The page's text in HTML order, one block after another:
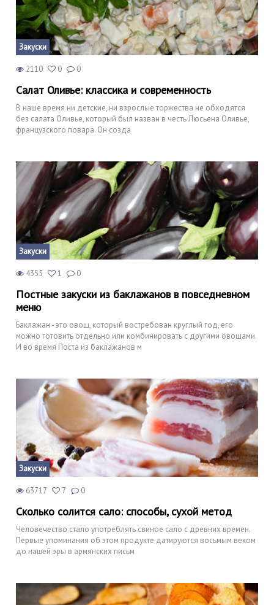
Закуски
2110 0 0
Салат Оливье: классика и современность
В наше время ни детские, ни взрослые торжества не обходятся
без салата Оливье, который был назван в честь Люсьена Оливье,
французского повара. Он созда
Закуски
4355 1 0
Постные закуски из баклажанов в повседневном
меню
Баклажан - это овощ, который востребован круглый год, его
можно готовить отдельно или комбинировать с другими овощами.
И во время Поста из баклажанов м
Закуски
63717 7 0
Сколько солится сало: способы, сухой метод
Человечество стало употреблять свиное сало с древних времен.
Первые упоминания об этом продукте датируются восьмым веком
до нашей эры в армянских письм